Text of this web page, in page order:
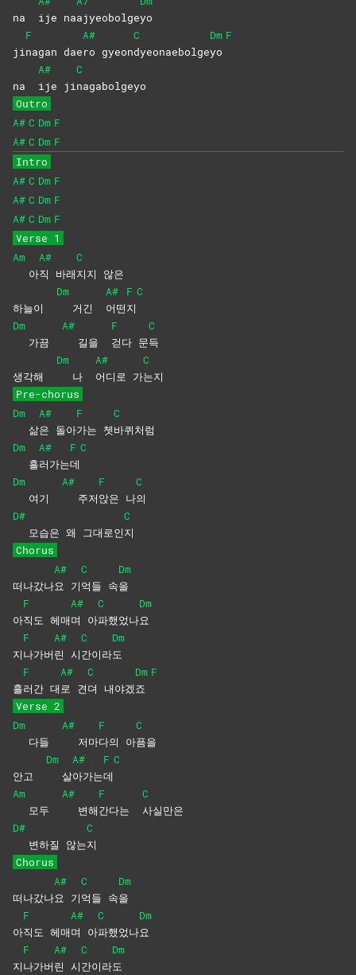
na ije naajyeobolgeyo
ji
F
nagan dae
A#
ro gyeon
C
dyeonaebolge
Dm
yo
F
na
A#
ije
ji
C
nagabolgeyo
Outro
A# C Dm F
A# C Dm F
Intro
A# C Dm F
A# C Dm F
A# C Dm F
Verse 1
Am
아
A#
직 바래
C
지지 않은
하늘이
Dm
거긴
A#
어떤
F
지
C
Dm
가끔
A#
길을
F
걷다 문
C
득
생각해
Dm
나
A#
어디로 가
C
는지
Pre-chorus
Dm
삶
A#
은 돌아
F
가는 쳇
C
바퀴처럼
Dm
흘
A#
러가는
F
데
C
Dm
여기
A#
주저
F
앉은 나
C
의
D#
모습은 왜 그대로인
C
지
Chorus
떠나갔나
A#
요 기
C
억들 속
Dm
을
아
F
직도 헤매
A#
며 아
C
파했었나
Dm
요
지
F
나가버
A#
린 시
C
간이라
Dm
도
흘
F
러간 대
A#
로 견
C
뎌 내야겠
Dm
죠
F
Verse 2
Dm
다들
A#
저마
F
다의 아
C
픔을
안고
Dm
살
A#
아가는
F
데
C
Am
모두
A#
변해
F
간다는
C
사실만은
D#
변하질 않는
C
지
Chorus
떠나갔나
A#
요 기
C
억들 속
Dm
을
아
F
직도 헤매
A#
며 아
C
파했었나
Dm
요
지
F
나가버
A#
린 시
C
간이라
Dm
도